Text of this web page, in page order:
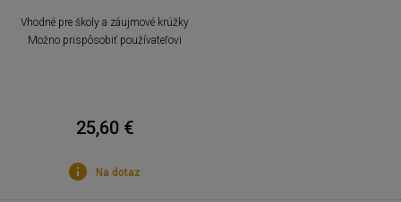
Vhodné pre školy a záujmové krúžky
Možno prispôsobiť používateľovi
25,60 €
Na dotaz